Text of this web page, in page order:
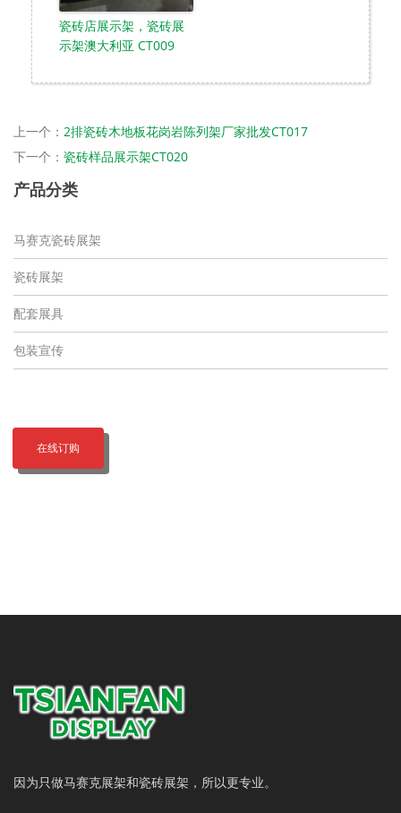
瓷砖店展示架，瓷砖展
示架澳大利亚 CT009
上一个： 2排瓷砖木地板花岗岩陈列架厂家批发CT017
下一个： 瓷砖样品展示架CT020
产品分类
马赛克瓷砖展架
瓷砖展架
配套展具
包装宣传
在线订购
因为只做马赛克展架和瓷砖展架，所以更专业。